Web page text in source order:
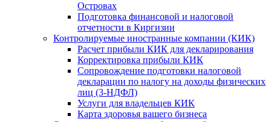
Островах
Подготовка финансовой и налоговой
отчетности в Киргизии
Контролируемые иностранные компании (КИК)
Расчет прибыли КИК для декларирования
Корректировка прибыли КИК
Сопровождение подготовки налоговой
декларации по налогу на доходы физических
лиц (3-НДФЛ)
Услуги для владельцев КИК
Карта здоровья вашего бизнеса